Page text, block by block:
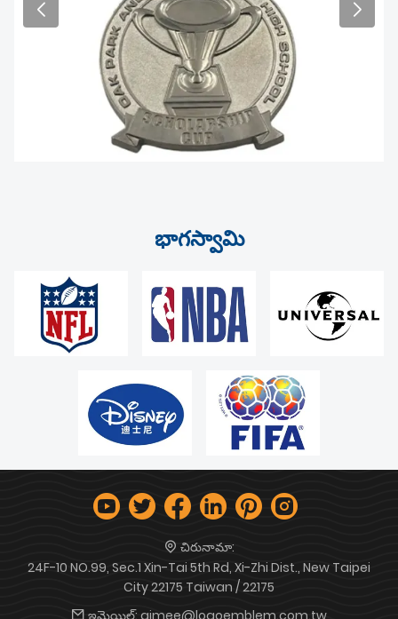
భాగస్వామి
చిరునామా:
24F-10 NO.99, Sec.1 Xin-Tai 5th Rd, Xi-Zhi Dist., New Taipei
City 22175 Taiwan / 22175